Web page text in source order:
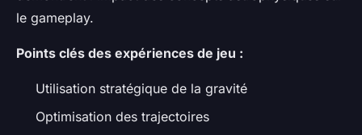
le gameplay.
Points clés des expériences de jeu :
Utilisation stratégique de la gravité
Optimisation des trajectoires